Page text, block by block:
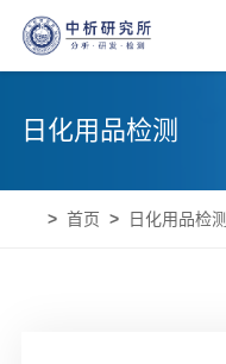
日化用品检测
首页 日化用品检测